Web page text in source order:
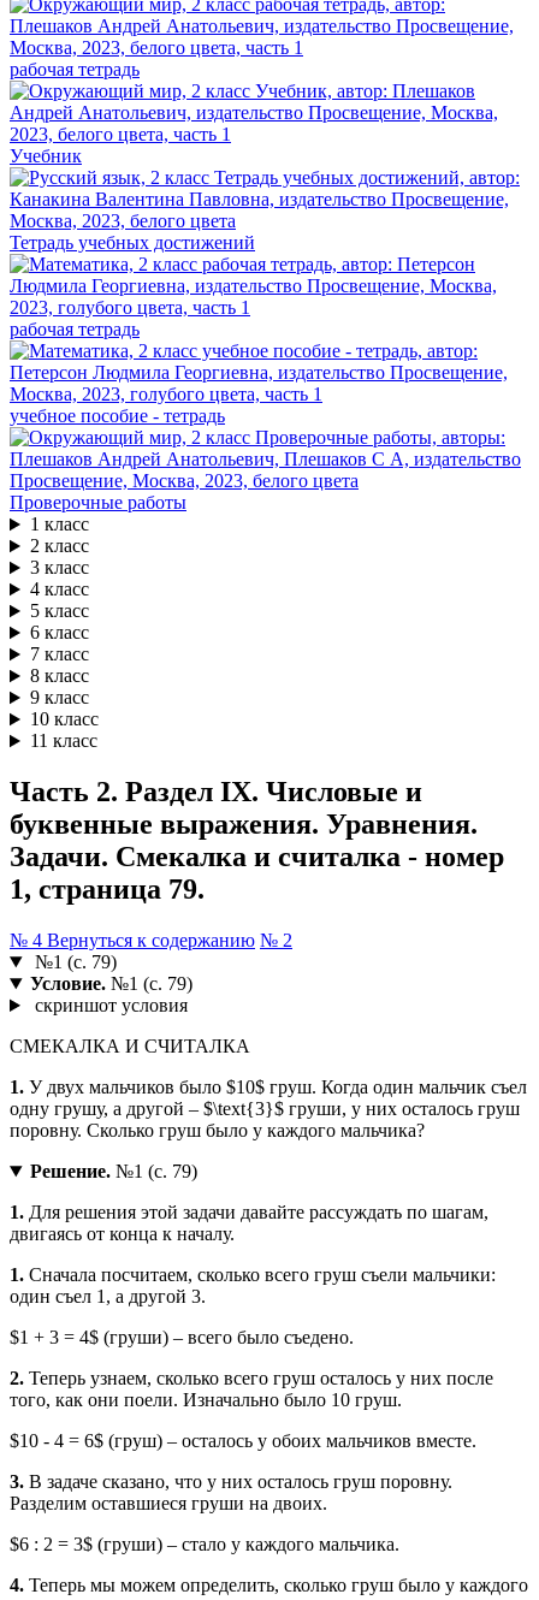
рабочая тетрадь
Учебник
Тетрадь учебных достижений
рабочая тетрадь
учебное пособие - тетрадь
Проверочные работы
1 класс
2 класс
3 класс
4 класс
5 класс
6 класс
7 класс
8 класс
9 класс
10 класс
11 класс
Часть 2. Раздел IX. Числовые и
буквенные выражения. Уравнения.
Задачи. Смекалка и считалка - номер
1, страница 79.
№ 4 Вернуться к содержанию № 2
№1 (с. 79)
Условие.№1 (с. 79)
скриншот условия
СМЕКАЛКА И СЧИТАЛКА
1. У двух мальчиков было $10$ груш. Когда один мальчик съел
одну грушу, а другой – $\text{3}$ груши, у них осталось груш
поровну. Сколько груш было у каждого мальчика?
Решение.№1 (с. 79)
1. Для решения этой задачи давайте рассуждать по шагам,
двигаясь от конца к началу.
1. Сначала посчитаем, сколько всего груш съели мальчики:
один съел 1, а другой 3.
$1 + 3 = 4$ (груши) – всего было съедено.
2. Теперь узнаем, сколько всего груш осталось у них после
того, как они поели. Изначально было 10 груш.
$10 - 4 = 6$ (груш) – осталось у обоих мальчиков вместе.
3. В задаче сказано, что у них осталось груш поровну.
Разделим оставшиеся груши на двоих.
$6 : 2 = 3$ (груши) – стало у каждого мальчика.
4. Теперь мы можем определить, сколько груш было у каждого